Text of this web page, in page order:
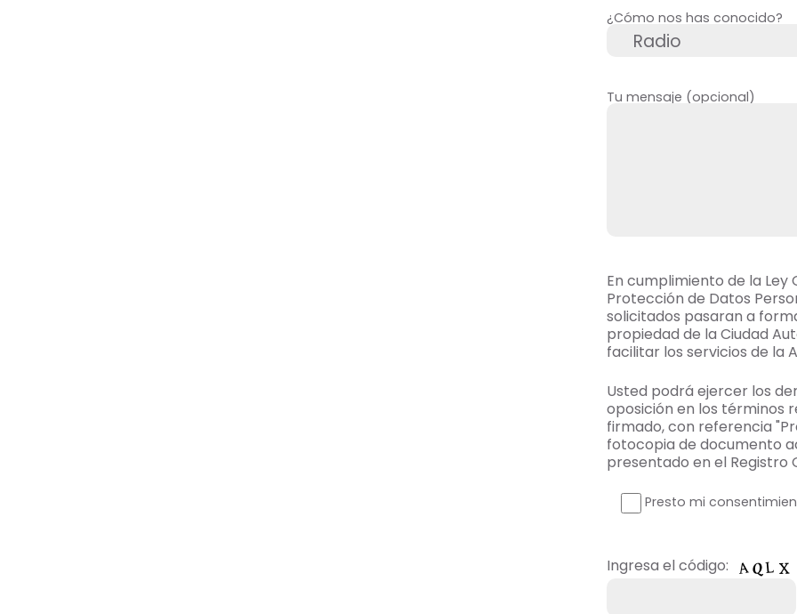
¿Cómo nos has conocido?
Tu mensaje (opcional)
En cumplimiento de la Ley
Protección de Datos
solicitados pasaran a
propiedad de la Ciudad
facilitar los servicios de la
Usted podrá ejercer los
oposición en los términos
firmado, con referencia
fotocopia de documento
presentado en el Registro
Presto mi
Ingresa el código: